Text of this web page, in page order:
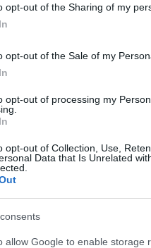
opt-out of the Sharing of my
opt-out of the Sale of my
opt-out of processing my
opt-out of Collection, Use,
Data that Is Unrelated
allow Google to enable storage
sur l’actualité récente de
a produite et animée de
pour obtenir un poste de
», ou « Vous êtes viré !
des records
de l’esprit qui régnait